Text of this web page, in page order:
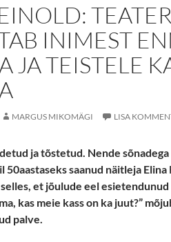
TEATER
INIMEST
JA TEISTELE
MARGUS MIKOMÄGI LISA
ja tõstetud. Nende
50aastaseks saanud näitleja Elina
et jõulude eel
kas meie kass on ka juut?”
palve.